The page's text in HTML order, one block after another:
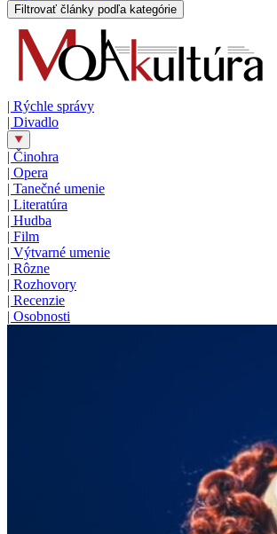
Filtrovať články podľa kategórie
| Rýchle správy
| Divadlo
| Činohra
| Opera
| Tanečné umenie
| Literatúra
| Hudba
| Film
| Výtvarné umenie
| Rôzne
| Rozhovory
| Recenzie
| Osobnosti